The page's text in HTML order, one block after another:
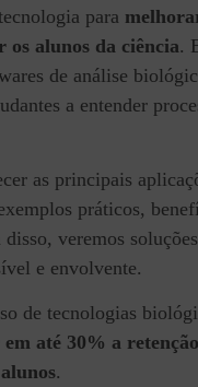
para
os alunos da ciência.
de análise
a entender
as principais
práticos,
veremos
e envolvente.
de tecnologias
até 30% a
.